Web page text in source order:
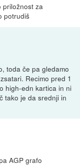
priložnost za
potrudiš
toda če pa gledamo
Recimo pred 1
high-edn kartica in ni
tako je da srednji in
AGP grafo